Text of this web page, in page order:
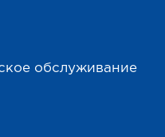
обслуживание